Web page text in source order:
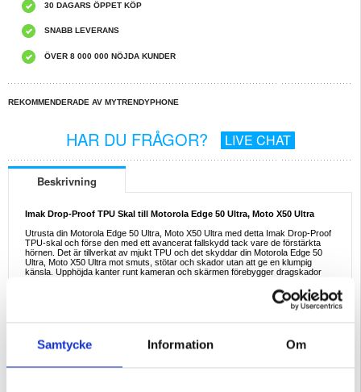
Samtycke Information Om
30 DAGARS ÖPPET KÖP
SNABB LEVERANS
ÖVER 8 000 000 NÖJDA KUNDER
REKOMMENDERADE AV MYTRENDYPHONE
HAR DU FRÅGOR? LIVE CHAT
Beskrivning
Imak Drop-Proof TPU Skal till Motorola Edge 50 Ultra, Moto X50 Ultra
Utrusta din Motorola Edge 50 Ultra, Moto X50 Ultra med detta Imak Drop-Proof
TPU-skal och förse den med ett avancerat fallskydd tack vare de förstärkta
hörnen. Det är tillverkat av mjukt TPU och det skyddar din Motorola Edge 50
Ultra, Moto X50 Ultra mot smuts, stötar och skador utan att ge en klumpig
känsla. Upphöjda kanter runt kameran och skärmen förebygger dragskador
- Falltåligt TPU-skal till Motorola Edge 50 Ultra, Moto X50 Ultra, från Imak
- Påverkar inte funktionaliteten på din Motorola Edge 50 Ultra, Moto X50 Ultra
- Upphöjda kanter runt kameran och skärmen för extra skydd mot repor